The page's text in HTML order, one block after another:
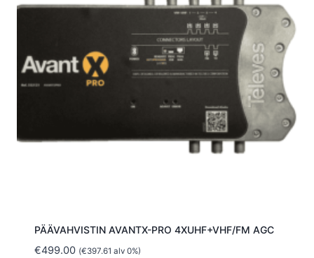
PÄÄVAHVISTIN AVANTX-PRO 4XUHF+VHF/FM AGC
€499.00 (€397.61 alv 0%)